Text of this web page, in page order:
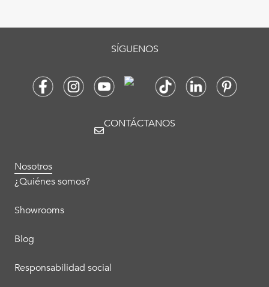
Nosotros
¿Quiénes somos?
Showrooms
Blog
Responsabilidad social
SÍGUENOS
CONTÁCTANOS